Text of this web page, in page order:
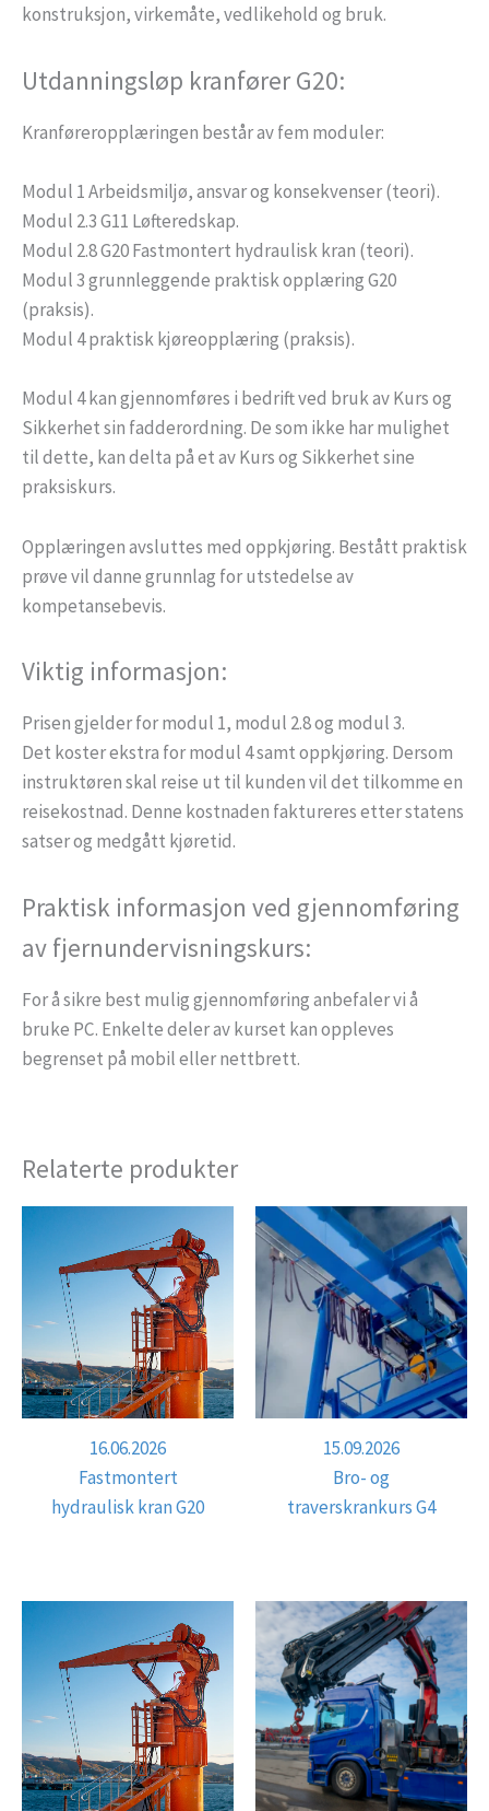
konstruksjon, virkemåte, vedlikehold og bruk.
Utdanningsløp kranfører G20:
Kranføreropplæringen består av fem moduler:
Modul 1 Arbeidsmiljø, ansvar og konsekvenser (teori).
Modul 2.3 G11 Løfteredskap.
Modul 2.8 G20 Fastmontert hydraulisk kran (teori).
Modul 3 grunnleggende praktisk opplæring G20
(praksis).
Modul 4 praktisk kjøreopplæring (praksis).
Modul 4 kan gjennomføres i bedrift ved bruk av Kurs og
Sikkerhet sin fadderordning. De som ikke har mulighet
til dette, kan delta på et av Kurs og Sikkerhet sine
praksiskurs.
Opplæringen avsluttes med oppkjøring. Bestått praktisk
prøve vil danne grunnlag for utstedelse av
kompetansebevis.
Viktig informasjon:
Prisen gjelder for modul 1, modul 2.8 og modul 3.
Det koster ekstra for modul 4 samt oppkjøring. Dersom
instruktøren skal reise ut til kunden vil det tilkomme en
reisekostnad. Denne kostnaden faktureres etter statens
satser og medgått kjøretid.
Praktisk informasjon ved gjennomføring
av fjernundervisningskurs:
For å sikre best mulig gjennomføring anbefaler vi å
bruke PC. Enkelte deler av kurset kan oppleves
begrenset på mobil eller nettbrett.
Relaterte produkter
16.06.2026
Fastmontert
hydraulisk kran G20
15.09.2026
Bro- og
traverskrankurs G4